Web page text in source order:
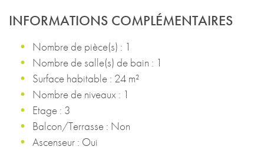
INFORMATIONS COMPLÉMENTAIRES
Nombre de pièce(s) : 1
Nombre de salle(s) de bain : 1
Surface habitable : 24 m²
Nombre de niveaux : 1
Etage : 3
Balcon/Terrasse : Non
Ascenseur : Oui